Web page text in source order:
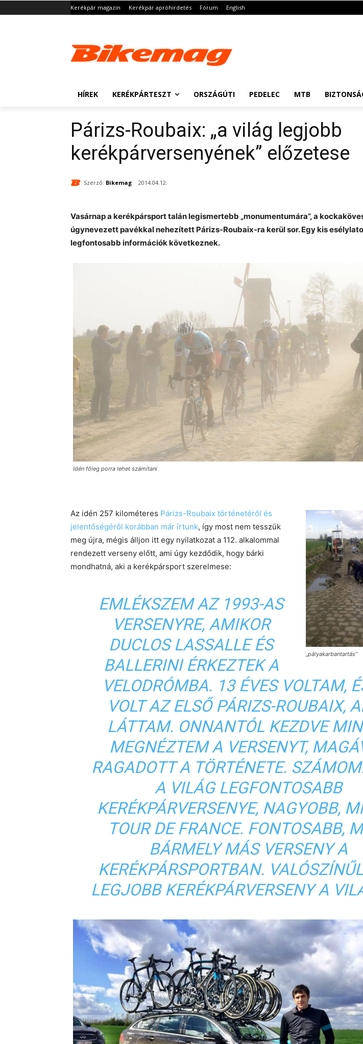
Kerékpár magazin Kerékpár apróhirdetés Fórum English
HÍREK KERÉKPÁRTESZT ORSZÁGÚTI PEDELEC MTB
Párizs-Roubaix: „a világ legjobb
kerékpárversenyének” előzetese
Szerző: Bikemag 2014.04.12.
Vasárnap a kerékpársport talán legismertebb „monumentumára”, a
úgynevezett pavékkal nehezített Párizs-Roubaix-ra kerül sor. Egy kis
legfontosabb információk következnek.
Idén főleg porra lehet számítani
„pályakarbantartás”
Az idén 257 kilométeres Párizs-Roubaix történetéről és
jelentőségéről korábban már írtunk, így most nem tesszük
meg újra, mégis álljon itt egy nyilatkozat a 112. alkalommal
rendezett verseny előtt, ami úgy kezdődik, hogy bárki
mondhatná, aki a kerékpársport szerelmese:
EMLÉKSZEM AZ 1993-AS
VERSENYRE, AMIKOR
DUCLOS LASSALLE ÉS
BALLERINI ÉRKEZTEK A
VELODRÓMBA. 13 ÉVES VOLTAM,
VOLT AZ ELSŐ PÁRIZS-ROUBAIX,
LÁTTAM. ONNANTÓL KEZDVE
MEGNÉZTEM A VERSENYT,
RAGADOTT A TÖRTÉNETE.
A VILÁG LEGFONTOSABB
KERÉKPÁRVERSENYE, NAGYOBB,
TOUR DE FRANCE. FONTOSABB,
BÁRMELY MÁS VERSENY A
KERÉKPÁRSPORTBAN.
LEGJOBB KERÉKPÁRVERSENY A